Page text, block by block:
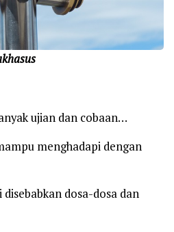
ujian dan cobaan…
menghadapi dengan
dosa-dosa dan